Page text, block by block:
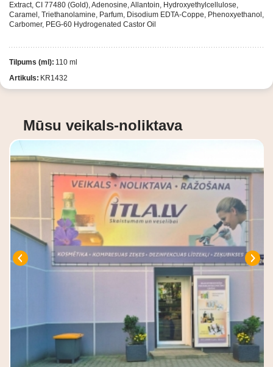
Extract, CI 77480 (Gold), Adenosine, Allantoin, Hydroxyethylcellulose,
Caramel, Triethanolamine, Parfum, Disodium EDTA-Coppe, Phenoxyethanol,
Carbomer, PEG-60 Hydrogenated Castor Oil
Tilpums (ml): 110 ml
Artikuls: KR1432
Mūsu veikals-noliktava